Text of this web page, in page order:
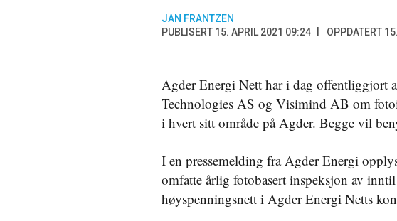
JAN FRANTZEN
PUBLISERT 15. APRIL 2021 09:24
OPPDATERT
Agder Energi Nett har i dag offentliggjort
Technologies AS og Visimind AB om
i hvert sitt område på Agder. Begge vil
I en pressemelding fra Agder Energi
omfatte årlig fotobasert inspeksjon av
høyspenningsnett i Agder Energi Netts